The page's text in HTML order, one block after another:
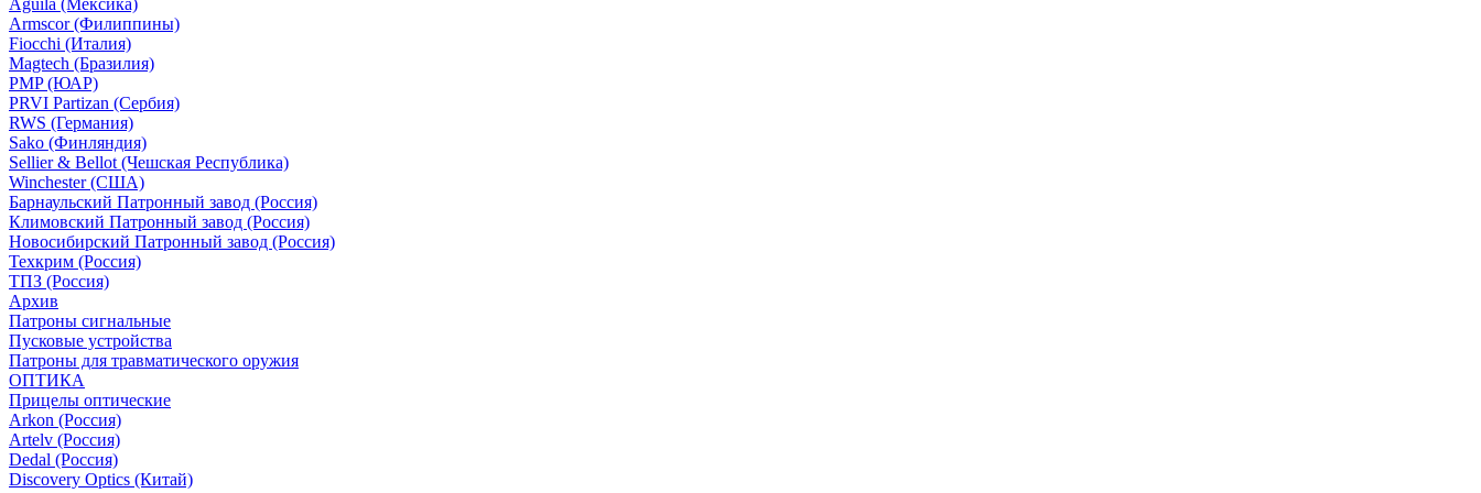
Aguila (Мексика)
Armscor (Филиппины)
Fiocchi (Италия)
Magtech (Бразилия)
PMP (ЮАР)
PRVI Partizan (Сербия)
RWS (Германия)
Sako (Финляндия)
Sellier & Bellot (Чешская Республика)
Winchester (США)
Барнаульский Патронный завод (Россия)
Климовский Патронный завод (Россия)
Новосибирский Патронный завод (Россия)
Техкрим (Россия)
ТПЗ (Россия)
Архив
Патроны сигнальные
Пусковые устройства
Патроны для травматического оружия
ОПТИКА
Прицелы оптические
Arkon (Россия)
Artelv (Россия)
Dedal (Россия)
Discovery Optics (Китай)